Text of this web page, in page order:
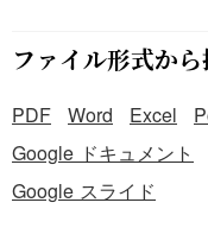
ファイル形式か
PDF Word Excel
Google ドキュメント
Google スライド